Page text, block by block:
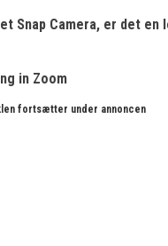
Snap Camera, er det en
fortsætter under annoncen